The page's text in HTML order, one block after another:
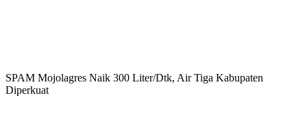
SPAM Mojolagres Naik 300 Liter/Dtk, Air Tiga Kabupaten
Diperkuat